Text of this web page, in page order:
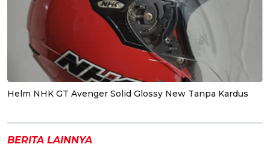
Helm NHK GT Avenger Solid Glossy New Tanpa Kardus
BERITA LAINNYA